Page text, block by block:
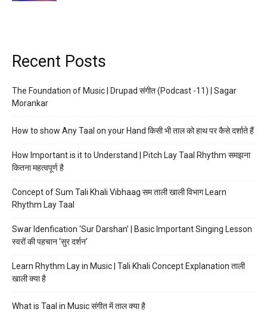
Recent Posts
The Foundation of Music | Drupad संगीत (Podcast -11) | Sagar
Morankar
How to show Any Taal on your Hand किसी भी ताल को हाथ पर कैसे दर्शाते हैं
How Important is it to Understand | Pitch Lay Taal Rhythm समझना
कितना महत्वपूर्ण है
Concept of Sum Tali Khali Vibhaag सम ताली खाली विभाग Learn
Rhythm Lay Taal
Swar Idenfication ‘Sur Darshan’ | Basic Important Singing Lesson
स्वरों की पहचान ‘सुर दर्शन’
Learn Rhythm Lay in Music | Tali Khali Concept Explanation ताली
खाली क्या है
What is Taal in Music संगीत में ताल क्या है